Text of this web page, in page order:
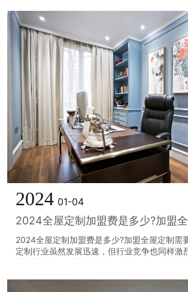
2024 01-04
2024全屋定制加盟费是多少?加盟全屋定制需
定制行业虽然发展迅速，但行业竞争也同样激
品牌比起自己创立品牌能够更快发展，赢取市